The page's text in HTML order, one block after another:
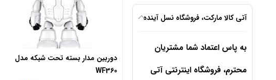
آتی کالا مارکت، فروشگاه نسل آینده
به پاس اعتماد شما مشتریان
محترم، فروشگاه اینترنتی آتی
دوربین مدار بسته تحت شبکه مدل
WF360